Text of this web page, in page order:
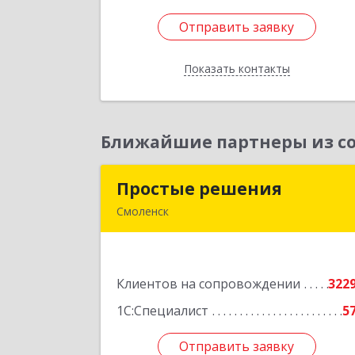
Отправить заявку
Показать контакты
Отправить заявку
Назад
Ближайшие партнеры из
Простые решения
Смоленск
Клиентов на сопровождении
1С:Специалист
Отправить заявку
Простые решения
Отправить заявку